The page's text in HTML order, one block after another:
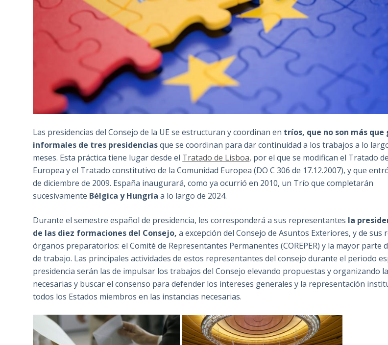
Las presidencias del Consejo de la UE se estructuran y coordinan en tríos, que no son más que
informales de tres presidenciasque se coordinan para dar continuidad a los trabajos a lo
meses. Esta práctica tiene lugar desde el Tratado de Lisboa, por el que se modifican el Tratado
Europea y el Tratado constitutivo de la Comunidad Europea (DO C 306 de 17.12.2007), y que
de diciembre de 2009. España inaugurará, como ya ocurrió en 2010, un Trío que completarán
sucesivamente Bélgica y Hungría a lo largo de 2024.
Durante el semestre español de presidencia, les corresponderá a sus representantes la
de las diez formaciones del Consejo,a excepción del Consejo de Asuntos Exteriores, y de sus
órganos preparatorios: el Comité de Representantes Permanentes (COREPER) y la mayor parte
de trabajo. Las principales actividades de estos representantes del consejo durante el periodo
presidencia serán las de impulsar los trabajos del Consejo elevando propuestas y organizando
necesarias y buscar el consenso para defender los intereses generales y la representación
todos los Estados miembros en las instancias necesarias.